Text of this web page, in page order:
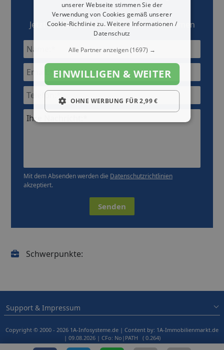
Jetzt mitA.B.M.UmzugKontakt aufnehmen
Ihre Nachricht:*
Mit dem Absenden werden die Datenschutzrichtlinien
akzeptiert.
Senden
Schwerpunkte:
Support & Impressum
Copyright © 2000 - 2026 1A-Infosysteme.de | Content by: 1A-Immobilienmarkt.de
| 09.08.2026 | CFo: No|PATH ( 0.264)
unserer Webseite stimmen Sie der
Verwendung von Cookies gemäß unserer
Cookie-Richtlinie zu.Weitere Informationen /
Datenschutz
Alle Partner anzeigen(1697) →
EINWILLIGEN & WEITER
OHNE WERBUNG FÜR 2,99 €